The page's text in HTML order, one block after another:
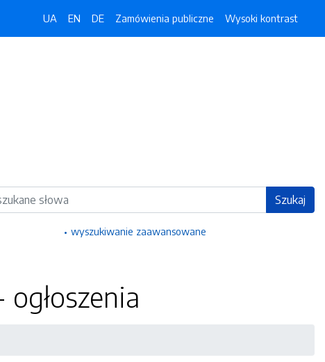
UA EN DE Zamówienia publiczne Wysoki kontrast
Szukaj
wyszukiwanie zaawansowane